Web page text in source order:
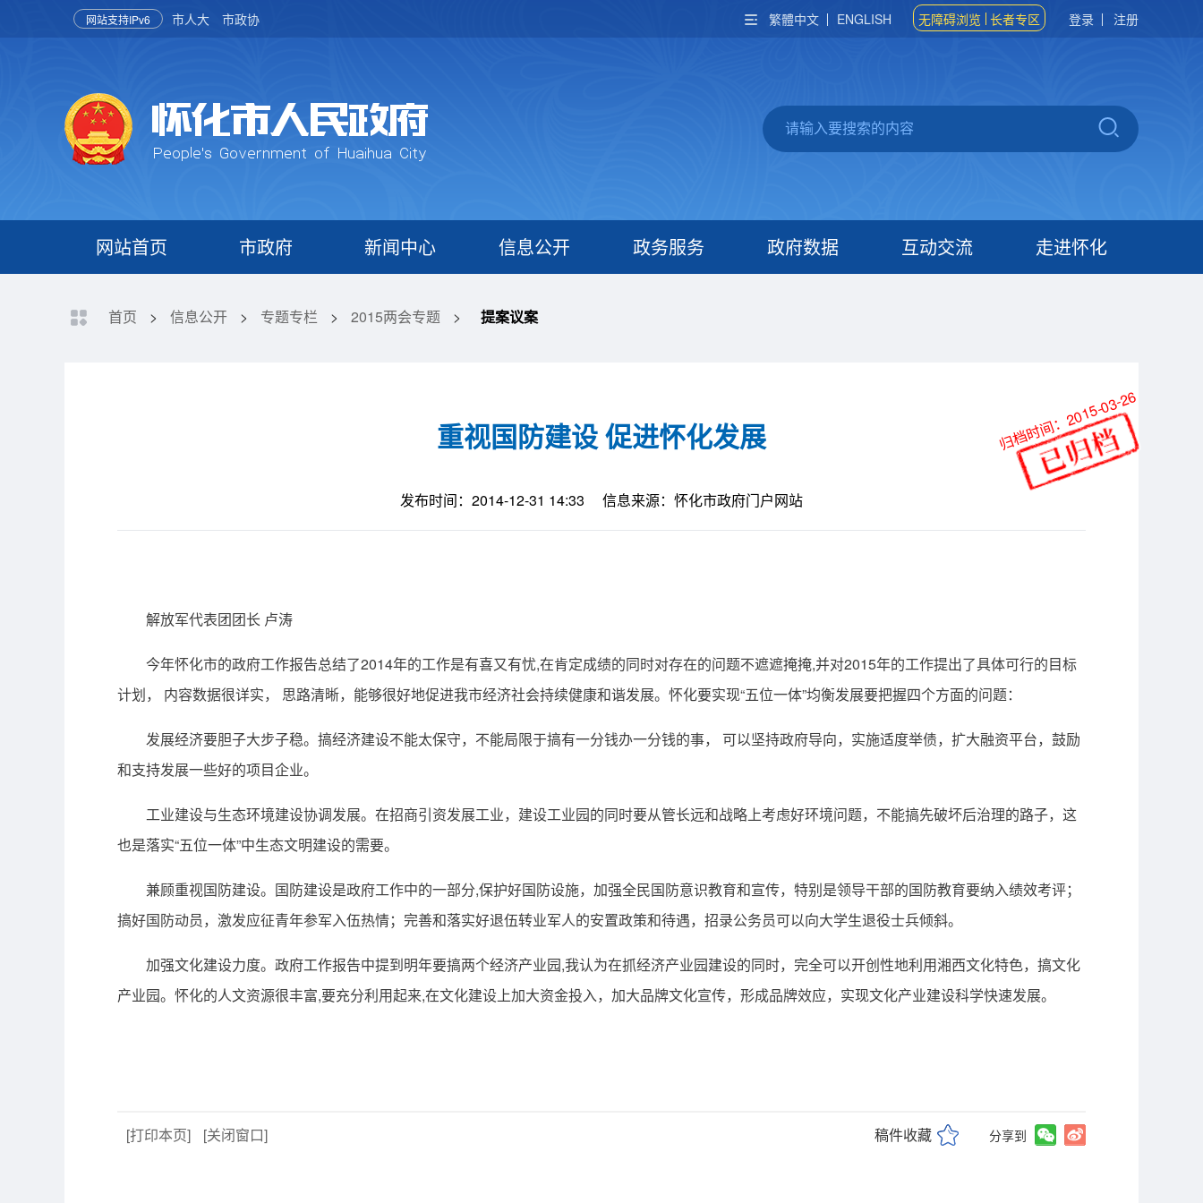
网站支持IPv6 市人大 市政协 繁體中文 ENGLISH 无障碍浏览 长者专区 登录 注册
网站首页 市政府 新闻中心 信息公开 政务服务 政府数据 互动交流 走进怀化
首页 > 信息公开 > 专题专栏 > 2015两会专题 > 提案议案
重视国防建设 促进怀化发展
发布时间：2014-12-31 14:33 信息来源：怀化市政府门户网站
解放军代表团团长 卢涛
今年怀化市的政府工作报告总结了2014年的工作是有喜又有忧,在肯定成绩的同时对存在的问题不遮遮掩掩,并对2015年的工作提出了具体可行的目标
计划， 内容数据很详实， 思路清晰，能够很好地促进我市经济社会持续健康和谐发展。怀化要实现“五位一体”均衡发展要把握四个方面的问题：
发展经济要胆子大步子稳。搞经济建设不能太保守，不能局限于搞有一分钱办一分钱的事， 可以坚持政府导向，实施适度举债，扩大融资平台，鼓励
和支持发展一些好的项目企业。
工业建设与生态环境建设协调发展。在招商引资发展工业，建设工业园的同时要从管长远和战略上考虑好环境问题，不能搞先破坏后治理的路子，这
也是落实“五位一体”中生态文明建设的需要。
兼顾重视国防建设。国防建设是政府工作中的一部分,保护好国防设施，加强全民国防意识教育和宣传，特别是领导干部的国防教育要纳入绩效考评；
搞好国防动员，激发应征青年参军入伍热情；完善和落实好退伍转业军人的安置政策和待遇，招录公务员可以向大学生退役士兵倾斜。
加强文化建设力度。政府工作报告中提到明年要搞两个经济产业园,我认为在抓经济产业园建设的同时，完全可以开创性地利用湘西文化特色，搞文化
产业园。怀化的人文资源很丰富,要充分利用起来,在文化建设上加大资金投入，加大品牌文化宣传，形成品牌效应，实现文化产业建设科学快速发展。
[打印本页] [关闭窗口] 稿件收藏 分享到
归档时间：2015-03-26